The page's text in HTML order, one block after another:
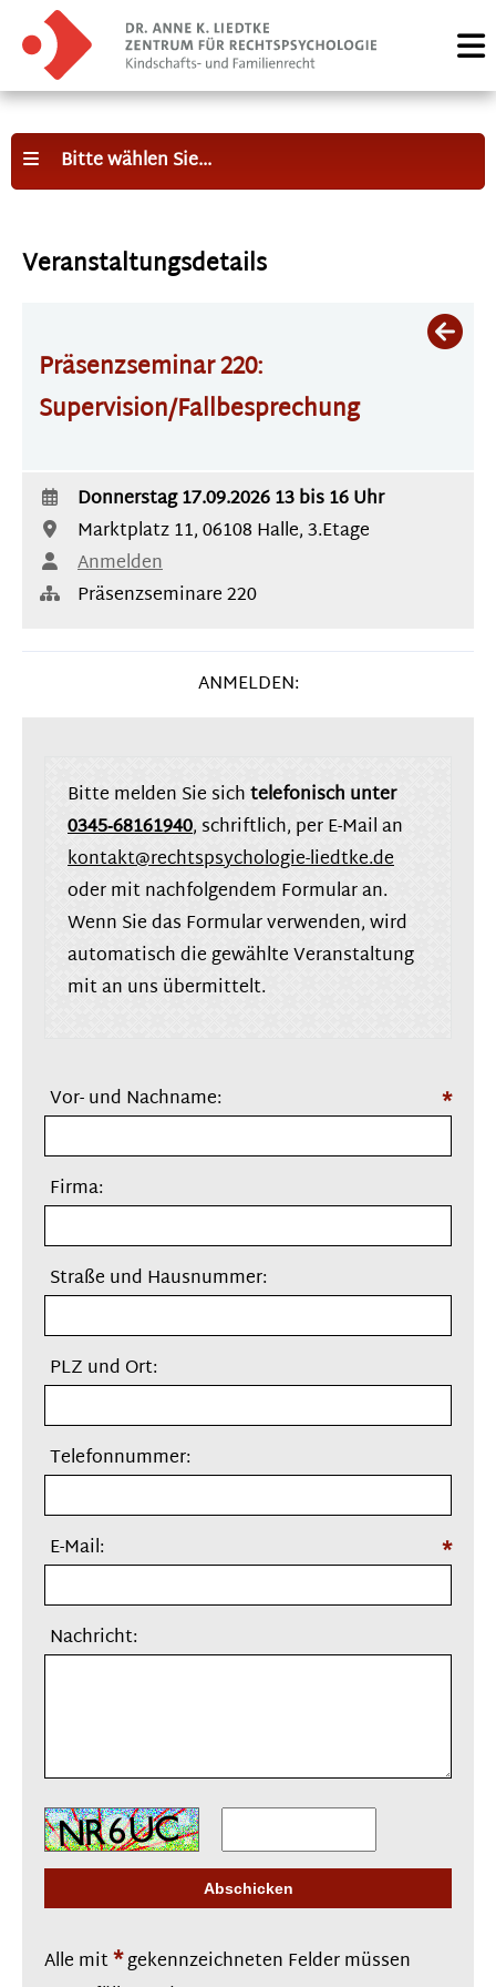
Bitte wählen Sie...
Veranstaltungsdetails
Präsenzseminar 220:
Supervision/Fallbesprechung
Donnerstag 17.09.2026 13bis 16 Uhr
Marktplatz 11, 06108 Halle, 3.Etage
Anmelden
Präsenzseminare 220
ANMELDEN:
Bitte melden Sie sichtelefonisch unter
0345‑68161940, schriftlich, per E-Mail an
kontakt@rechtspsychologie-liedtke.de
oder mit nachfolgendem Formular an.
Wenn Sie das Formular verwenden, wird
automatisch die gewählte Veranstaltung
mit an uns übermittelt.
Vor- und Nachname: *
Firma:
Straße und Hausnummer:
PLZ und Ort:
Telefonnummer:
E-Mail: *
Nachricht:
Alle mit*gekennzeichneten Felder müssen